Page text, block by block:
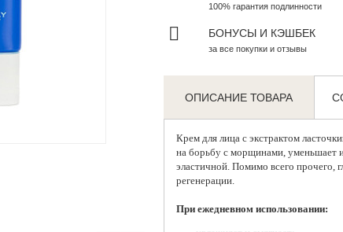
100% гарантия подлинности
БОНУСЫ И КЭШБЕК
за все покупки и отзывы
ОПИСАНИЕ ТОВАРА
Крем для лица с экстрактом
на борьбу с морщинами, уменьшает
эластичной. Помимо всего прочего,
регенерации.
При ежедневном использовании: